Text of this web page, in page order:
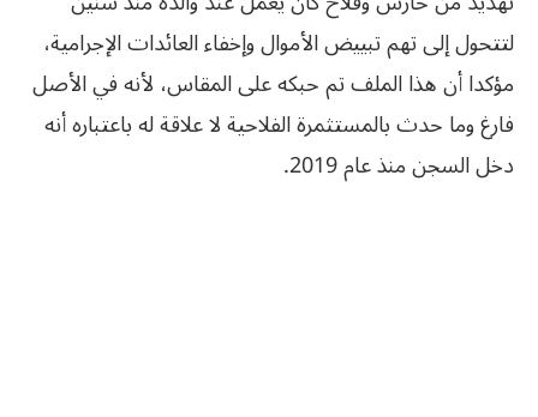
لتتحول إلى تهم تبييض الأموال وإخفاء العائدات الإجرامية،
مؤكدا أن هذا الملف تم حبكه على المقاس، لأنه في الأصل
فارغ وما حدث بالمستثمرة الفلاحية لا علاقة له باعتباره أنه
دخل السجن منذ عام 2019.